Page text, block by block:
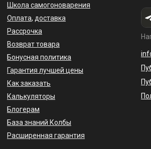
Школа самогоноварения
Оплата, доставка
Рассрочка
Возврат товара
Бонусная политика
Гарантия лучшей цены
Как заказать
Калькуляторы
Блогерам
База знаний Колбы
Расширенная гарантия